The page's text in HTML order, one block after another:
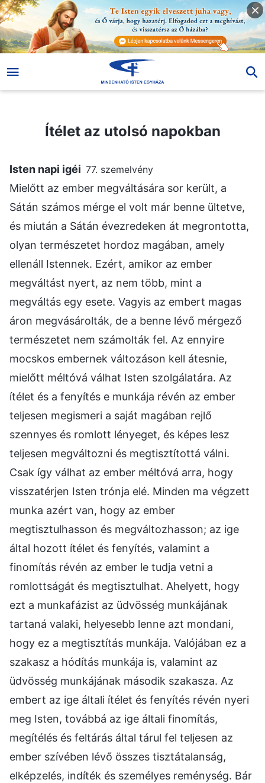
Ítélet az utolsó napokban
Isten napi igéi 77. szemelvény
Mielőtt az ember megváltására sor került, a
Sátán számos mérge el volt már benne ültetve,
és miután a Sátán évezredeken át megrontotta,
olyan természetet hordoz magában, amely
ellenáll Istennek. Ezért, amikor az ember
megváltást nyert, az nem több, mint a
megváltás egy esete. Vagyis az embert magas
áron megvásárolták, de a benne lévő mérgező
természetet nem számolták fel. Az ennyire
mocskos embernek változáson kell átesnie,
mielőtt méltóvá válhat Isten szolgálatára. Az
ítélet és a fenyítés e munkája révén az ember
teljesen megismeri a saját magában rejlő
szennyes és romlott lényeget, és képes lesz
teljesen megváltozni és megtisztítottá válni.
Csak így válhat az ember méltóvá arra, hogy
visszatérjen Isten trónja elé. Minden ma végzett
munka azért van, hogy az ember
megtisztulhasson és megváltozhasson; az ige
által hozott ítélet és fenyítés, valamint a
finomítás révén az ember le tudja vetni a
romlottságát és megtisztulhat. Ahelyett, hogy
ezt a munkafázist az üdvösség munkájának
tartaná valaki, helyesebb lenne azt mondani,
hogy ez a megtisztítás munkája. Valójában ez a
szakasz a hódítás munkája is, valamint az
üdvösség munkájának második szakasza. Az
embert az ige általi ítélet és fenyítés révén nyeri
meg Isten, továbbá az ige általi finomítás,
megítélés és feltárás által tárul fel teljesen az
ember szívében lévő összes tisztátalanság,
elképzelés, indíték és személyes reménység. Bár